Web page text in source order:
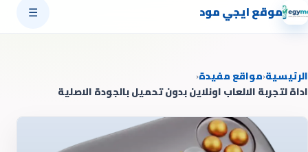
موقع ايجي مود ☰
الرئيسية‹مواقع مفيدة‹
اداة لتجربة الالعاب اونلاين بدون تحميل بالجودة الاصلية